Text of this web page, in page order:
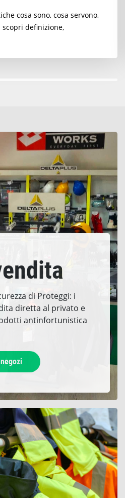
cosa sono, cosa servono,
definizione,
di Proteggi: i
diretta al privato e
antinfortunistica